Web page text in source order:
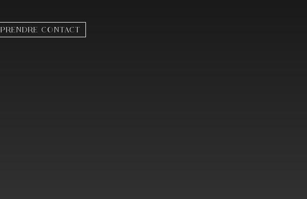
PRENDRE CONTACT